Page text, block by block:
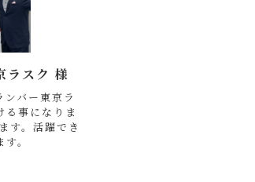
ラスク 様
バー東京ラ
る事になりま
す。活躍でき
。